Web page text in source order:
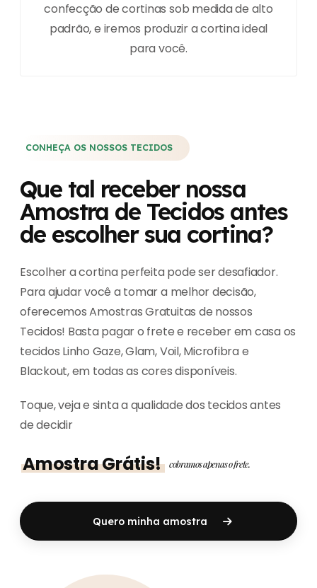
confecção de cortinas sob medida de alto
padrão, e iremos produzir a cortina ideal
para você.
CONHEÇA OS NOSSOS TECIDOS
Que tal receber nossa
Amostra de Tecidos antes
de escolher sua cortina?
Escolher a cortina perfeita pode ser desafiador.
Para ajudar você a tomar a melhor decisão,
oferecemos Amostras Gratuitas de nossos
Tecidos! Basta pagar o frete e receber em casa os
tecidos Linho Gaze, Glam, Voil, Microfibra e
Blackout, em todas as cores disponíveis.
Toque, veja e sinta a qualidade dos tecidos antes
de decidir
Amostra Grátis! cobramos apenas o frete.
Quero minha amostra